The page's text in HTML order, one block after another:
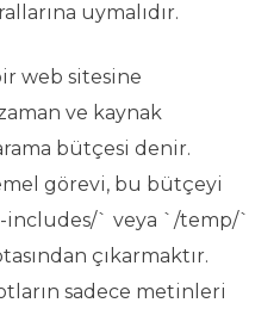
uymalıdır.
web sitesine
ve kaynak
bütçesi denir.
görevi, bu bütçeyi
includes/` veya `/temp/`
çıkarmaktır.
sadece metinleri